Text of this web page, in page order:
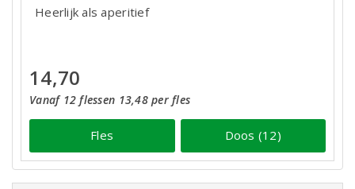
Heerlijk als aperitief
14,70
Vanaf 12 flessen 13,48 per fles
Fles Doos (12)